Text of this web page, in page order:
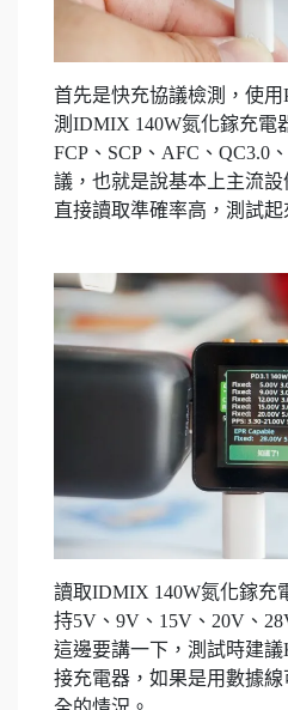
首先是快充協議檢測，使用
測IDMIX 140W氮化鎵充電
FCP、SCP、AFC、QC3.0
議，也就是說基本上主流
直接讀取準確率高，測試起
讀取IDMIX 140W氮化鎵充
持5V、9V、15V、20V、
這邊要講一下，測試時建
接充電器，如果是用數據